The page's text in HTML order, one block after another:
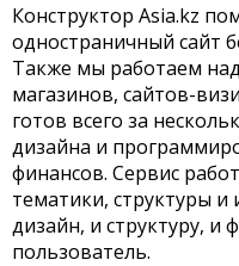
Конструктор Asia.kz
одностраничный сайт
Также мы работаем
магазинов, сайтов-
готов всего за
дизайна и
финансов. Сервис
тематики, структуры
дизайн, и структуру, и
пользователь.